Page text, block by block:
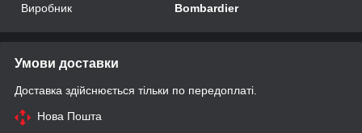
Виробник
Bombardier
Умови доставки
Доставка здійснюється тільки по передоплаті.
Нова Пошта